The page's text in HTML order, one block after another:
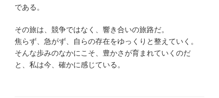
である。
その旅は、競争ではなく、響き合いの旅路だ。
焦らず、急がず、自らの存在をゆっくりと整えていく。
そんな歩みのなかにこそ、豊かさが育まれていくのだ
と、私は今、確かに感じている。